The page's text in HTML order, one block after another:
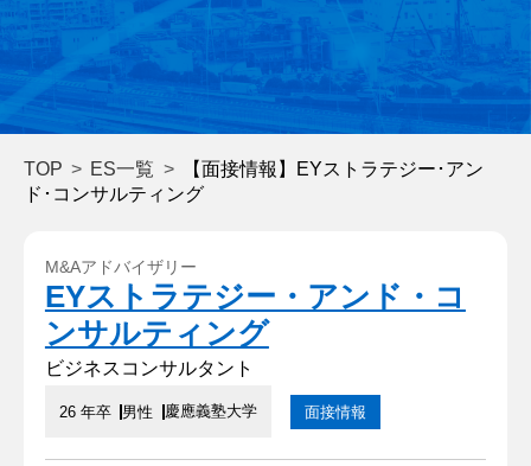
TOP ES一覧
【面接情報】EYストラテジー･アン
ド･コンサルティング
M&Aアドバイザリー
EYストラテジー・アンド・コ
ンサルティング
ビジネスコンサルタント
26 年卒 男性 慶應義塾大学 面接情報